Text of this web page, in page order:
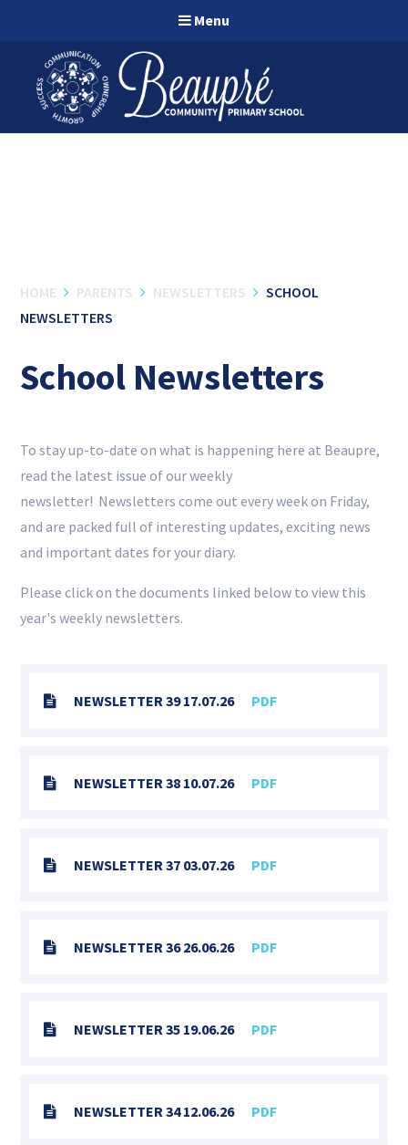
Menu
HOME PARENTS NEWSLETTERS
SCHOOL
NEWSLETTERS
School Newsletters
To stay up-to-date on what is happening here at Beaupre,
read the latest issue of our weekly
newsletter! Newsletters come out every week on Friday,
and are packed full of interesting updates, exciting news
and important dates for your diary.
Please click on the documents linked below to view this
year's weekly newsletters.
NEWSLETTER 39 17.07.26 PDF
NEWSLETTER 38 10.07.26 PDF
NEWSLETTER 37 03.07.26 PDF
NEWSLETTER 36 26.06.26 PDF
NEWSLETTER 35 19.06.26 PDF
NEWSLETTER 34 12.06.26 PDF